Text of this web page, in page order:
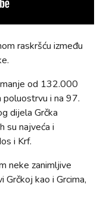
raskršću između
od 132.000
poluostrvu i na 97.
dijela Grčka
su najveća i
i Krf.
neke zanimljive
Grčkoj kao i Grcima,